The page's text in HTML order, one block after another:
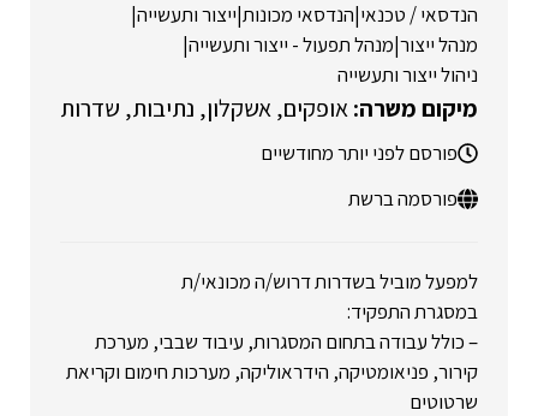
הנדסאי / טכנאי|הנדסאי מכונות|ייצור ותעשייה|
מנהל ייצור|מנהל תפעול - ייצור ותעשייה|
ניהול ייצור ותעשייה
אופקים אשקלון נתיבות שדרות
פורסם לפני יותר מחודשיים
פורסמה ברשת
למפעל מוביל בשדרות דרוש/ה מכונאי/ת
במסגרת התפקיד:
– כולל עבודה בתחום המסגרות, עיבוד שבבי, מערכת
קירור, פניאומטיקה, הידראוליקה, מערכות חימום וקריאת
שרטוטים